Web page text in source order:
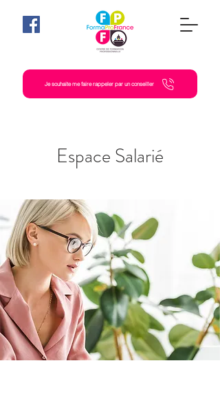
Je souhaite me faire rappeler par un conseiller
Espace Salarié